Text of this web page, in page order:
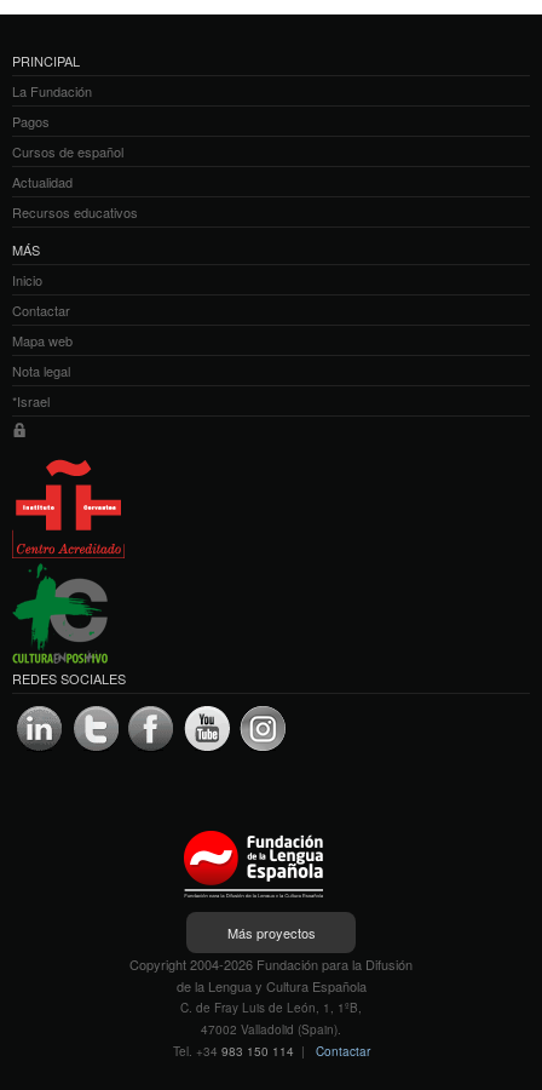
PRINCIPAL
La Fundación
Pagos
Cursos de español
Actualidad
Recursos educativos
MÁS
Inicio
Contactar
Mapa web
Nota legal
*Israel
REDES SOCIALES
Más proyectos
Copyright 2004-2026 Fundación para la Difusión
de la Lengua y Cultura Española
C. de Fray Luis de León, 1, 1ºB,
47002 Valladolid (Spain).
Tel. +34 983 150 114 | Contactar